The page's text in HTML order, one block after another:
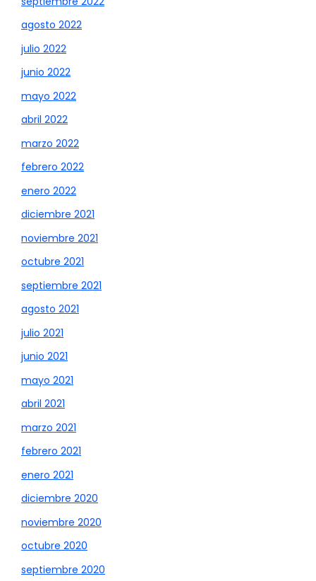
agosto 2022
julio 2022
junio 2022
mayo 2022
abril 2022
marzo 2022
febrero 2022
enero 2022
diciembre 2021
noviembre 2021
octubre 2021
septiembre 2021
agosto 2021
julio 2021
junio 2021
mayo 2021
abril 2021
marzo 2021
febrero 2021
enero 2021
diciembre 2020
noviembre 2020
octubre 2020
septiembre 2020